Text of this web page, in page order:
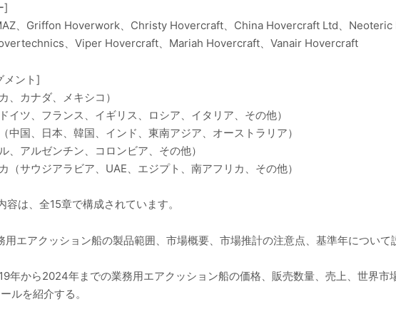
]
、Griffon Hoverwork、Christy Hovercraft、China Hovercraft Ltd、
、Viper Hovercraft、Mariah Hovercraft、Vanair Hovercraft
メント]
、カナダ、メキシコ）
イツ、フランス、イギリス、ロシア、イタリア、その他）
中国、日本、韓国、インド、東南アジア、オーストラリア）
、アルゼンチン、コロンビア、その他）
（サウジアラビア、UAE、エジプト、南アフリカ、その他）
容は、全15章で構成されています。
用エアクッション船の製品範囲、市場概要、市場推計の注意点、基準年について
年から2024年までの業務用エアクッション船の価格、販売数量、売上、世界
ルを紹介する。